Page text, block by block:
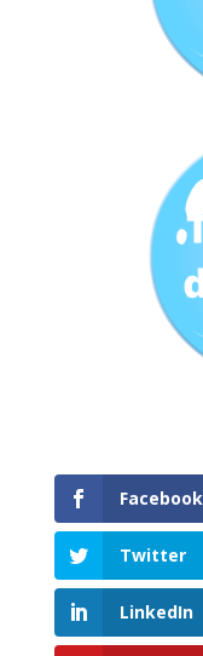
Facebook
Twitter
LinkedIn